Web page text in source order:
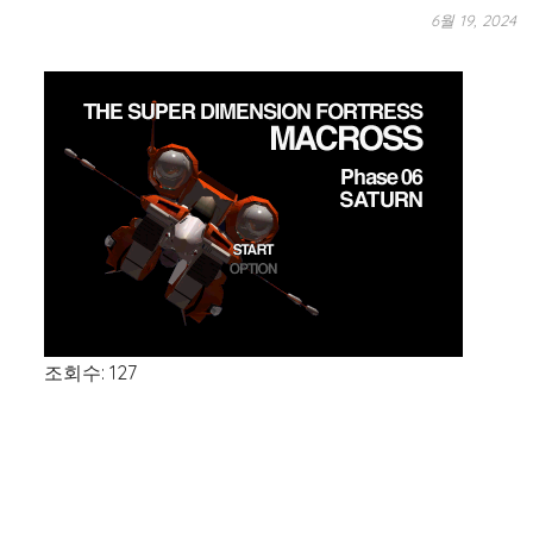
6월 19, 2024
조회수: 127